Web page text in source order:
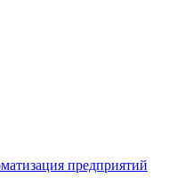
предприятий